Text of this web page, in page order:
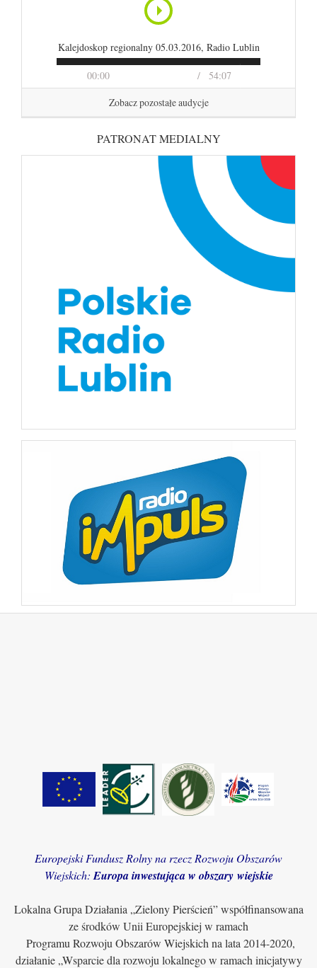
00:00 54:07
Kalejdoskop regionalny 05.03.2016, Radio Lublin
Zobacz pozostałe audycje
PATRONAT MEDIALNY
Europejski Fundusz Rolny na rzecz Rozwoju Obszarów
Wiejskich: Europa inwestująca w obszary wiejskie
Lokalna Grupa Działania „Zielony Pierścień” współfinansowana
ze środków Unii Europejskiej w ramach
Programu Rozwoju Obszarów Wiejskich na lata 2014-2020,
działanie „Wsparcie dla rozwoju lokalnego w ramach inicjatywy